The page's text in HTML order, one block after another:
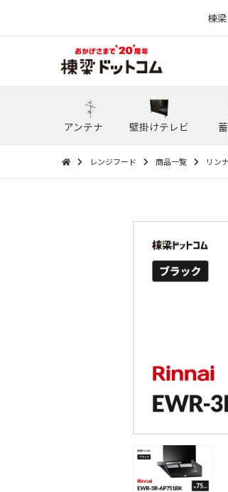
棟
アンテナ 壁掛けテレビ
レンジフード 商品一覧 リン